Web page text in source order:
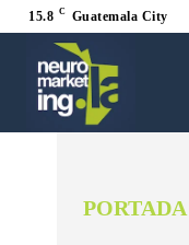
15.8 C Guatemala City
PORTADA